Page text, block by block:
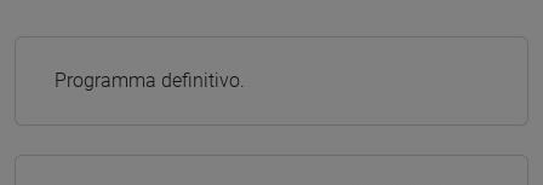
Programma definitivo.